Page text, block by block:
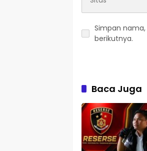
Simpan
berikutnya.
Baca Juga